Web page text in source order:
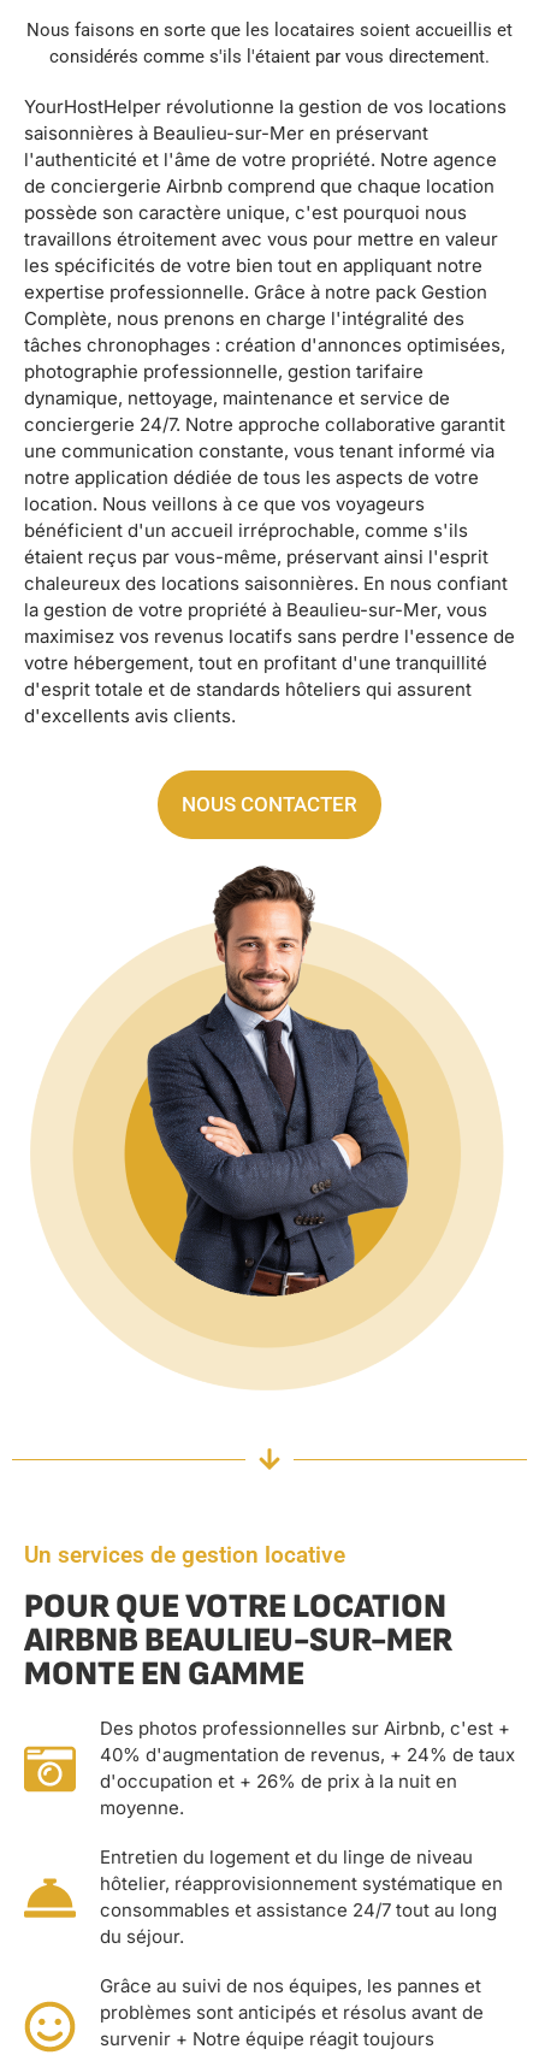
Nous faisons en sorte que les locataires soient accueillis et
considérés comme s'ils l'étaient par vous directement.
YourHostHelper révolutionne la gestion de vos locations
saisonnières à Beaulieu-sur-Mer en préservant
l'authenticité et l'âme de votre propriété. Notre agence
de conciergerie Airbnb comprend que chaque location
possède son caractère unique, c'est pourquoi nous
travaillons étroitement avec vous pour mettre en valeur
les spécificités de votre bien tout en appliquant notre
expertise professionnelle. Grâce à notre pack Gestion
Complète, nous prenons en charge l'intégralité des
tâches chronophages : création d'annonces optimisées,
photographie professionnelle, gestion tarifaire
dynamique, nettoyage, maintenance et service de
conciergerie 24/7. Notre approche collaborative garantit
une communication constante, vous tenant informé via
notre application dédiée de tous les aspects de votre
location. Nous veillons à ce que vos voyageurs
bénéficient d'un accueil irréprochable, comme s'ils
étaient reçus par vous-même, préservant ainsi l'esprit
chaleureux des locations saisonnières. En nous confiant
la gestion de votre propriété à Beaulieu-sur-Mer, vous
maximisez vos revenus locatifs sans perdre l'essence de
votre hébergement, tout en profitant d'une tranquillité
d'esprit totale et de standards hôteliers qui assurent
d'excellents avis clients.
NOUS CONTACTER
Un services de gestion locative
POUR QUE VOTRE LOCATION
AIRBNB BEAULIEU-SUR-MER
MONTE EN GAMME
Des photos professionnelles sur Airbnb, c'est +
40% d'augmentation de revenus, + 24% de taux
d'occupation et + 26% de prix à la nuit en
moyenne.
Entretien du logement et du linge de niveau
hôtelier, réapprovisionnement systématique en
consommables et assistance 24/7 tout au long
du séjour.
Grâce au suivi de nos équipes, les pannes et
problèmes sont anticipés et résolus avant de
survenir + Notre équipe réagit toujours